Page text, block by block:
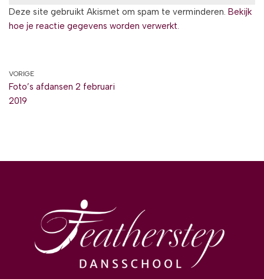
Deze site gebruikt Akismet om spam te verminderen. Bekijk
hoe je reactie gegevens worden verwerkt.
VORIGE
Foto’s afdansen 2 februari
2019